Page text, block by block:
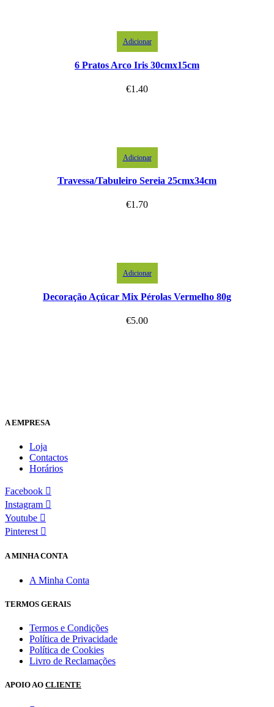
Adicionar
6 Pratos Arco Iris 30cmx15cm
€1.40
Adicionar
Travessa/Tabuleiro Sereia 25cmx34cm
€1.70
Adicionar
Decoração Açúcar Mix Pérolas Vermelho 80g
€5.00
A EMPRESA
Loja
Contactos
Horários
Facebook
Instagram
Youtube
Pinterest
A MINHA CONTA
A Minha Conta
TERMOS GERAIS
Termos e Condições
Política de Privacidade
Política de Cookies
Livro de Reclamações
APOIO AO CLIENTE